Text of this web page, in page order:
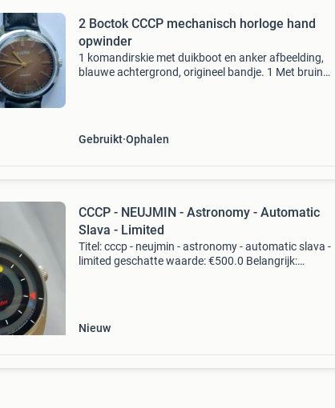
2 Boctok CCCP mechanisch horloge hand
opwinder
1 komandirskie met duikboot en anker afbeelding,
blauwe achtergrond, origineel bandje. 1 Met bruine
Gebruikt Ophalen
CCCP - NEUJMIN - Astronomy - Automatic
Slava - Limited
Titel: cccp - neujmin - astronomy - automatic slava -
limited geschatte waarde: €500.0 Belangrijk:
Nieuw